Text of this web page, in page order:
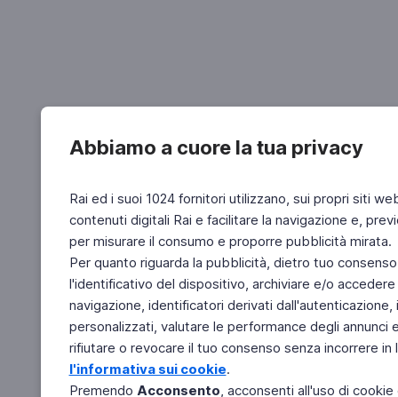
Abbiamo a cuore la tua privacy
Rai ed i suoi 1024 fornitori utilizzano, sui propri siti
contenuti digitali Rai e facilitare la navigazione e,
per misurare il consumo e proporre pubblicità mirata.
Per quanto riguarda la pubblicità, dietro tuo
l'identificativo del dispositivo, archiviare e/o
navigazione, identificatori derivati
personalizzati, valutare le performance degli
rifiutare o revocare il tuo consenso senza incorrere
l'informativa sui cookie.
Premendo Acconsento, acconsenti all'uso di